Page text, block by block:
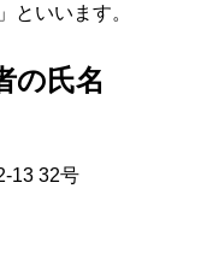
といいます。
の氏名
13 32号